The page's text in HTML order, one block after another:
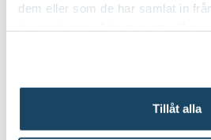
dem eller som de har samlat in
Tillåt alla